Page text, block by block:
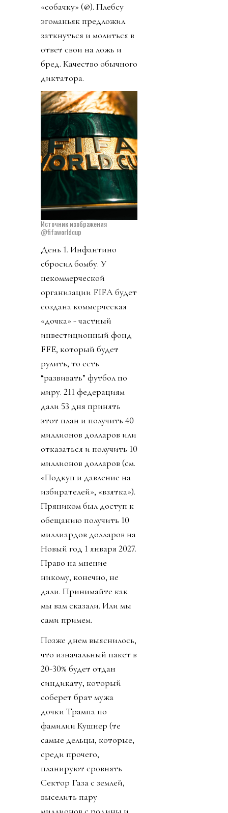
«собачку» (@). Плебсу
эгоманьяк предложил
заткнуться и молиться в
ответ свои на ложь и
бред. Качество обычного
диктатора.
Источник изображения
@fifaworldcup
День 1. Инфантино
сбросил бомбу. У
некоммерческой
организации FIFA будет
создана коммерческая
«дочка» - частный
инвестиционный фонд
FFE, который будет
рулить, то есть
“развивать” футбол по
миру. 211 федерациям
дали 53 дня принять
этот план и получить 40
миллионов долларов или
отказаться и получить 10
миллионов долларов (см.
«Подкуп и давление на
избирателей», «взятка»).
Пряником был доступ к
обещанию получить 10
миллиардов долларов на
Новый год 1 января 2027.
Право на мнение
никому, конечно, не
дали. Принимайте как
мы вам сказали. Или мы
сами примем.
Позже днем выяснилось,
что изначальный пакет в
20-30% будет отдан
синдикату, который
соберет брат мужа
дочки Трампа по
фамилии Кушнер (те
самые дельцы, которые,
среди прочего,
планируют сровнять
Сектор Газа с землей,
выселить пару